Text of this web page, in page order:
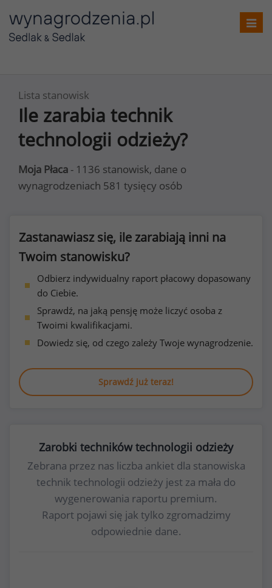
Lista stanowisk
Ile zarabia technik
technologii odzieży?
Moja Płaca - 1136 stanowisk, dane o
wynagrodzeniach 581 tysięcy osób
Zastanawiasz się, ile zarabiają inni na
Twoim stanowisku?
Odbierz indywidualny raport płacowy dopasowany
do Ciebie.
Sprawdź, na jaką pensję może liczyć osoba z
Twoimi kwalifikacjami.
Dowiedz się, od czego zależy Twoje wynagrodzenie.
Sprawdź już teraz!
Zarobki techników technologii odzieży
Zebrana przez nas liczba ankiet dla stanowiska
technik technologii odzieży jest za mała do
wygenerowania raportu premium.
Raport pojawi się jak tylko zgromadzimy
odpowiednie dane.